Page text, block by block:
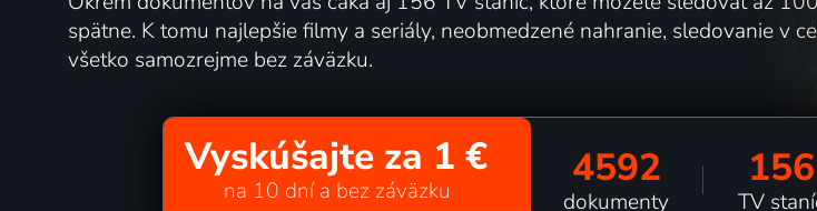
spätne. K tomu najlepšie filmy a seriály, neobmedzené nahranie, sledovanie v
všetko samozrejme bez záväzku.
Vyskúšajte za 1 €
na 10 dní a bez záväzku 4592
dokumenty
156
TV